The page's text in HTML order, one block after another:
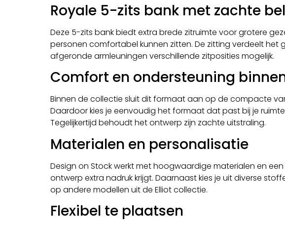
Royale 5-zits bank met zachte
Deze 5-zits bank biedt extra brede zitruimte voor grotere
personen comfortabel kunnen zitten. De zitting verdeelt
afgeronde armleuningen verschillende zitposities mogelijk.
Comfort en ondersteuning
Binnen de collectie sluit dit formaat aan op de compacte
Daardoor kies je eenvoudig het formaat dat past bij je
Tegelijkertijd behoudt het ontwerp zijn zachte uitstraling.
Materialen en personalisatie
Design on Stock werkt met hoogwaardige materialen en
ontwerp extra nadruk krijgt. Daarnaast kies je uit diverse
op andere modellen uit de Elliot collectie.
Flexibel te plaatsen